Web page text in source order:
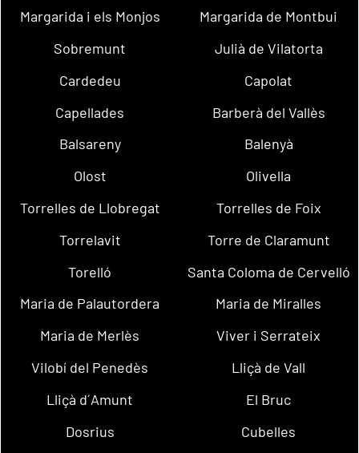
Margarida i els Monjos
Margarida de Montbui
Sobremunt
Julià de Vilatorta
Cardedeu
Capolat
Capellades
Barberà del Vallès
Balsareny
Balenyà
Olost
Olivella
Torrelles de Llobregat
Torrelles de Foix
Torrelavit
Torre de Claramunt
Torelló
Santa Coloma de Cervelló
Maria de Palautordera
Maria de Miralles
Maria de Merlès
Viver i Serrateix
Vilobí del Penedès
Lliçà de Vall
Lliçà d´Amunt
El Bruc
Dosrius
Cubelles